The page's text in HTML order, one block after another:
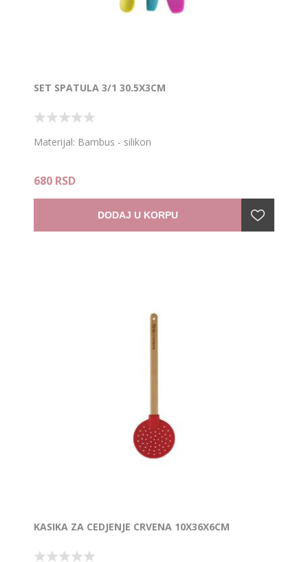
SET SPATULA 3/1 30.5X3CM
Materijal: Bambus - silikon
680 RSD
DODAJ U KORPU
KASIKA ZA CEDJENJE CRVENA 10X36X6CM